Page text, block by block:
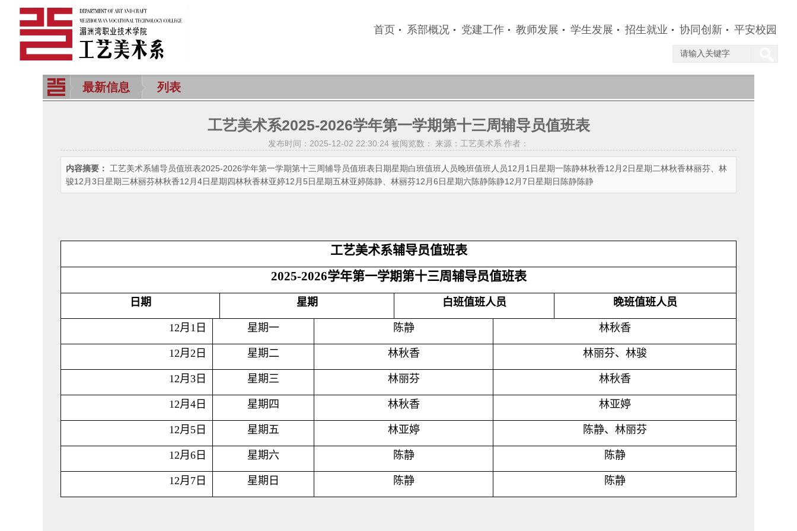
首页 系部概况 党建工作 教师发展 学生发展 招生就业 协同创新 平安校园
最新信息 列表
工艺美术系2025-2026学年第一学期第十三周辅导员值班表
发布时间：2025-12-02 22:30:24 被阅览数： 来源：工艺美术系 作者：
内容摘要：
工艺美术系辅导员值班表2025-2026学年第一学期第十三周辅导员值班表日期星期白班值班人员晚班值班人员12月1日星期一陈静林秋香12月2日星期二林秋香林丽芬、林
骏12月3日星期三林丽芬林秋香12月4日星期四林秋香林亚婷12月5日星期五林亚婷陈静、林丽芬12月6日星期六陈静陈静12月7日星期日陈静陈静
工艺美术系辅导员值班表
2025-2026学年第一学期第十三周辅导员值班表
日期 星期 白班值班人员 晚班值班人员
12月 1 日 星期一 陈静 林秋香
12月 2 日 星期二 林秋香 林丽芬、林骏
12月 3 日 星期三 林丽芬 林秋香
12月 4 日 星期四 林秋香 林亚婷
12月 5 日 星期五 林亚婷 陈静、林丽芬
12月 6 日 星期六 陈静 陈静
12月 7 日 星期日 陈静 陈静